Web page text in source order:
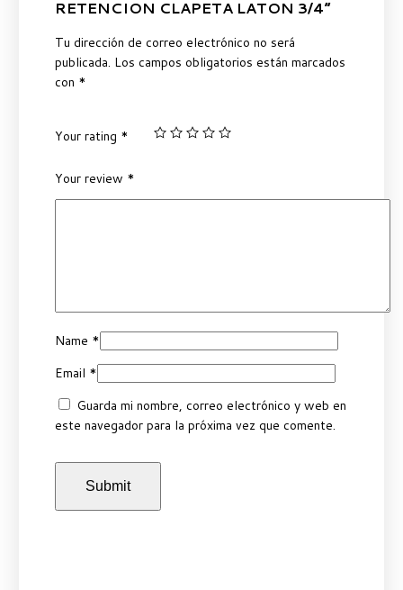
RETENCION CLAPETA LATON 3/4”
Tu dirección de correo electrónico no será
publicada. Los campos obligatorios están marcados
con *
Your rating *
Your review *
Name *
Email *
Guarda mi nombre, correo electrónico y web en
este navegador para la próxima vez que comente.